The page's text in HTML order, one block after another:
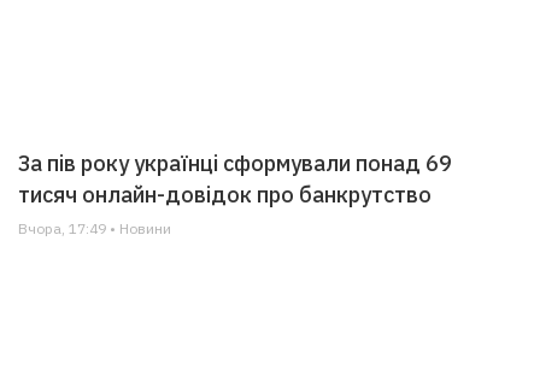
За пів року українці сформували понад 69
тисяч онлайн-довідок про банкрутство
Вчора, 17:49 • Новини